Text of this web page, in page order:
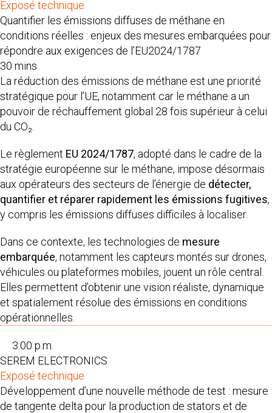
Exposé technique
Quantifier les émissions diffuses de méthane en
conditions réelles : enjeux des mesures embarquées pour
répondre aux exigences de l’EU2024/1787
30 mins
La réduction des émissions de méthane est une priorité
stratégique pour l’UE, notamment car le méthane a un
pouvoir de réchauffement global 28 fois supérieur à celui
du CO₂.
Le règlement EU 2024/1787, adopté dans le cadre de la
stratégie européenne sur le méthane, impose désormais
aux opérateurs des secteurs de l’énergie de détecter,
quantifier et réparer rapidement les émissions fugitives,
y compris les émissions diffuses difficiles à localiser.
Dans ce contexte, les technologies de mesure
embarquée, notamment les capteurs montés sur drones,
véhicules ou plateformes mobiles, jouent un rôle central.
Elles permettent d’obtenir une vision réaliste, dynamique
et spatialement résolue des émissions en conditions
opérationnelles.
3:00 p.m.
SEREM ELECTRONICS
Exposé technique
Développement d’une nouvelle méthode de test : mesure
de tangente delta pour la production de stators et de